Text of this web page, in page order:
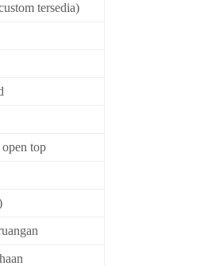
tersedia)
top